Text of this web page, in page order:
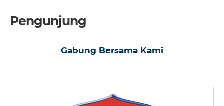
Pengunjung
Gabung Bersama Kami